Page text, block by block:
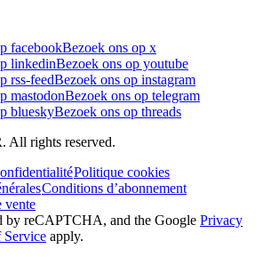
facebookBezoek ons op x
linkedinBezoek ons op youtube
rss-feedBezoek ons op instagram
mastodonBezoek ons op telegram
blueskyBezoek ons op threads
All rights reserved.
Politique cookies
Conditions d’abonnement
vente
by reCAPTCHA, and the Google Privacy
Service apply.